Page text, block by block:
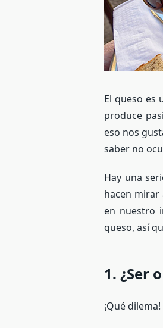
El queso es
produce
eso nos
saber no
Hay una
hacen mirar
en nuestro
queso, así
1. ¿Ser
¡Qué dilema!